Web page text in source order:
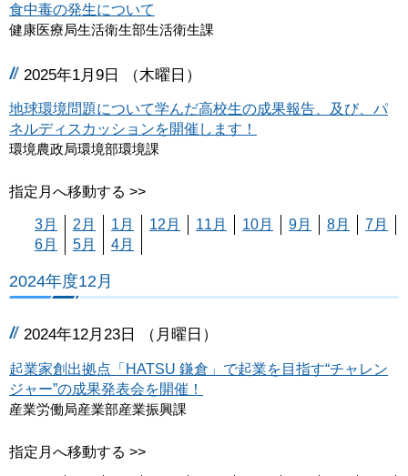
食中毒の発生について
健康医療局生活衛生部生活衛生課
2025年1月9日 （木曜日）
地球環境問題について学んだ高校生の成果報告、及び、パ
ネルディスカッションを開催します！
環境農政局環境部環境課
指定月へ移動する >>
3月 2月 1月 12月 11月 10月 9月 8月
7月
6月
5月 4月
2024年度12月
2024年12月23日 （月曜日）
起業家創出拠点「HATSU 鎌倉」で起業を目指す“チャレン
ジャー”の成果発表会を開催！
産業労働局産業部産業振興課
指定月へ移動する >>